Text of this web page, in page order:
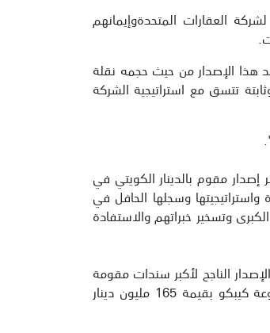
العقارات المتحدةوإيمانهم
هذا الإصدار من حيث حجمه نقلة
تتسق مع استراتيجية الشركة
مقوم بالدينار الكويتي في
وسجلها الحافل في
وتسخير خبراتهم والاستفادة
الناجح لأكبر سندات مقومة
بالدينار الكويتي في القطاع العقاري، وذلك بعد أشهر قليلة من نجاحنا معاً في إصدار أكبر سندات مقومة بالدينار الكويتي لصالح مجموعة كيبكو بقيمة 165 مليون دينار